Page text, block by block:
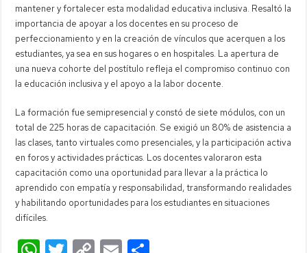
mantener y fortalecer esta modalidad educativa inclusiva. Resaltó la
importancia de apoyar a los docentes en su proceso de
perfeccionamiento y en la creación de vínculos que acerquen a los
estudiantes, ya sea en sus hogares o en hospitales. La apertura de
una nueva cohorte del postítulo refleja el compromiso continuo con
la educación inclusiva y el apoyo a la labor docente.
La formación fue semipresencial y constó de siete módulos, con un
total de 225 horas de capacitación. Se exigió un 80% de asistencia a
las clases, tanto virtuales como presenciales, y la participación activa
en foros y actividades prácticas. Los docentes valoraron esta
capacitación como una oportunidad para llevar a la práctica lo
aprendido con empatía y responsabilidad, transformando realidades
y habilitando oportunidades para los estudiantes en situaciones
difíciles.